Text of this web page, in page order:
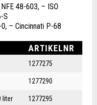
48-603, – ISO
S
– Cincinnati P-68
ARTIKELNR
1277275
1277290
liter 1277295